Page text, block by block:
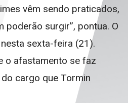
vêm sendo praticados,
poderão surgir”, pontua. O
sexta-feira (21).
o afastamento se faz
cargo que Tormin